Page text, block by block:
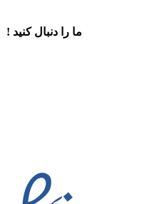
ما را دنبال کنید !